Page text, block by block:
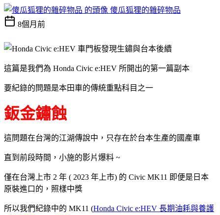
傻瓜狐狸的雜碎物品
8個月前
這篇是我們為 Honda Civic e:HEV 所開出的第一篇副本
要紀錄的問題是本田車的傳統重點科目之一
鈑金鏽蝕
這問題在台灣的江湖傳說中，只存在於台本生產的國產車
直到前段時間，小施的影片爆料 ~
僅在台灣上市 2 年 ( 2023 年上市) 的 Civic MK11 即便是日本
原裝進口的，照樣中獎
所以我們紀錄中的 MK11 (Honda Civic e:HEV 長期油耗與養護